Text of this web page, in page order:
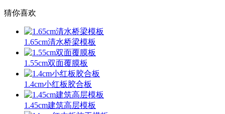
猜你喜欢
1.65cm清水桥梁模板
1.55cm双面覆膜板
1.4cm小红板胶合板
1.45cm建筑高层模板